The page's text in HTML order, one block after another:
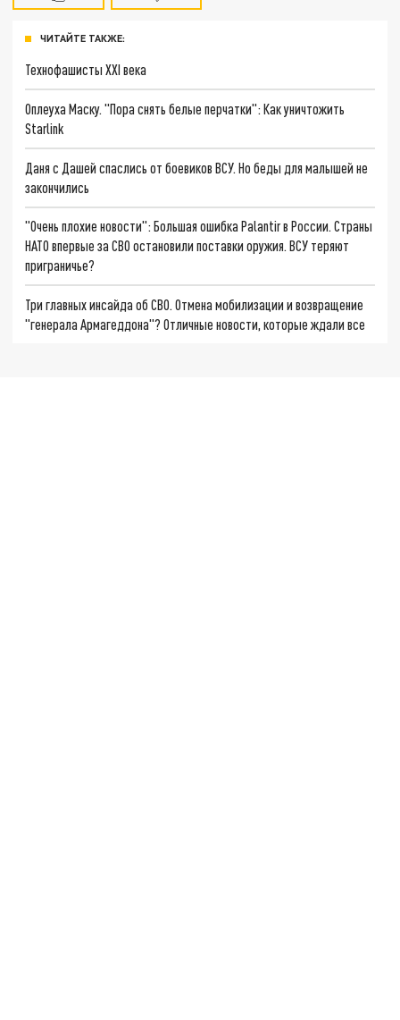
ЧИТАЙТЕ ТАКЖЕ:
Технофашисты XXI века
Оплеуха Маску. "Пора снять белые перчатки": Как уничтожить
Starlink
Даня с Дашей спаслись от боевиков ВСУ. Но беды для малышей не
закончились
"Очень плохие новости": Большая ошибка Palantir в России. Страны
НАТО впервые за СВО остановили поставки оружия. ВСУ теряют
приграничье?
Три главных инсайда об СВО. Отмена мобилизации и возвращение
"генерала Армагеддона"? Отличные новости, которые ждали все